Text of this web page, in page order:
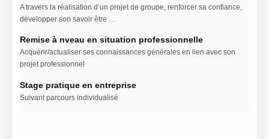
A travers la réalisation d’un projet de groupe, renforcer sa confiance,
développer son savoir être …​
Remise à nveau en situation professionnelle
Acquérir/actualiser ses connaissances générales en lien avec son
projet professionnel​
Stage pratique en entreprise
Suivant parcours individualisé​